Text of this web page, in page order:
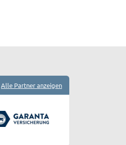
Alle Partner anzeigen